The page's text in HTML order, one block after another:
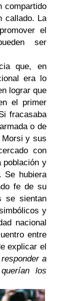
compartido
callado. La
el
ser
que, en
era lo
lograr que
el primer
fracasaba
o de
Morsi y sus
con
población y
hubiera
fe de su
se sientan
y
nacional
entre
explicar el
a
los